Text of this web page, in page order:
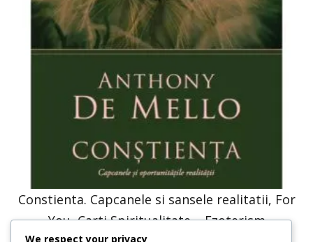
Constienta. Capcanele si sansele realitatii, For
You, Carti Spiritualitate – Ezoterism
We respect your privacy